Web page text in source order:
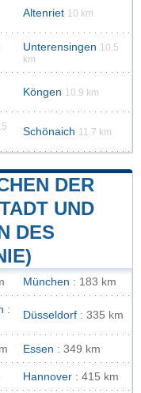
Altenriet 10 km
Unterensingen 10.5
km
Köngen 10.9 km
Schönaich 11.7 km
DER
UND
DES
München : 183 km
:
Düsseldorf : 335 km
Essen : 349 km
Hannover : 415 km